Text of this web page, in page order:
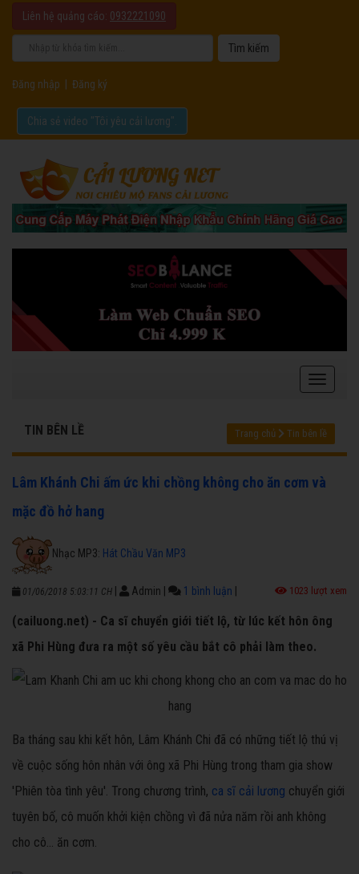
Liên hệ quảng cáo: 0932221090
Đăng nhập Đăng ký
Chia sẻ video "Tôi yêu cải lương".
TIN BÊN LỀ Trang chủ Tin bên lề
Lâm Khánh Chi ấm ức khi chồng không cho ăn cơm và
mặc đồ hở hang
Nhạc MP3: Hát Chầu Văn MP3
01/06/2018 5:03:11 CH Admin 1 bình luận 1023 lượt xem
(cailuong.net) - Ca sĩ chuyển giới tiết lộ, từ lúc kết hôn ông
xã Phi Hùng đưa ra một số yêu cầu bắt cô phải làm theo.
Ba tháng sau khi kết hôn, Lâm Khánh Chi đã có những tiết lộ thú vị
về cuộc sống hôn nhân với ông xã Phi Hùng trong tham gia show
'Phiên tòa tình yêu'. Trong chương trình, ca sĩ cải lương chuyển giới
tuyên bố, cô muốn khởi kiện chồng vì đã nửa năm rồi anh không
cho cô... ăn cơm.